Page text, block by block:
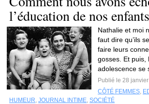
l’éducation de nos
Nathalie et moi
faut dire qu’ils
faire leurs
gosses. Et puis,
adolescence se
Publié le 28
CÔTÉ FEMMES,
HUMEUR, JOURNAL INTIME, SOCIÉTÉ